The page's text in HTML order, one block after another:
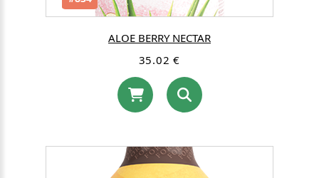
ALOE BERRY NECTAR
35.02 €